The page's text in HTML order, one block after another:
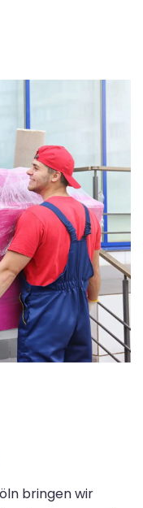
bringen wir